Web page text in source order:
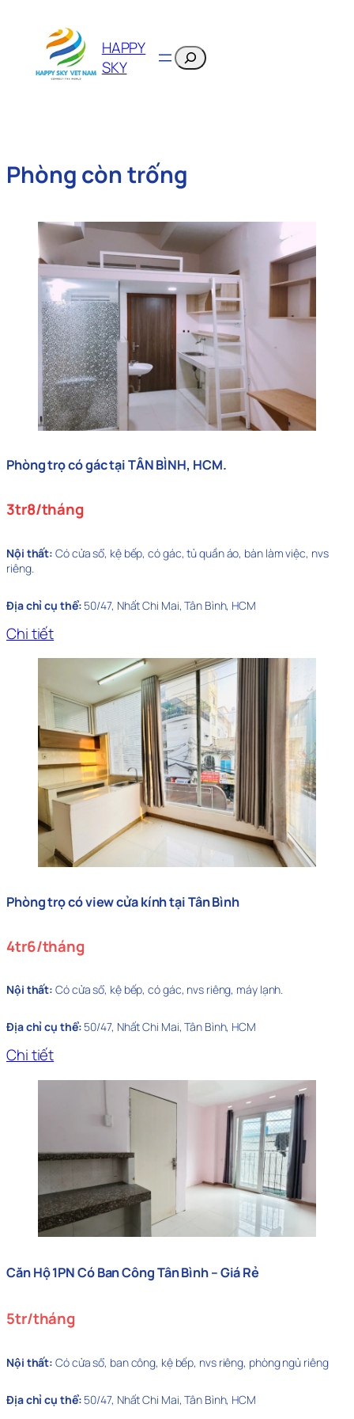
HAPPY
SKY
Search
Phòng còn trống
Phòng trọ có gác tại TÂN BÌNH, HCM.
3tr8/tháng
Nội thất: Có cửa sổ, kệ bếp, có gác, tủ quần áo, bàn làm việc, nvs
riêng.
Địa chỉ cụ thể: 50/47, Nhất Chi Mai, Tân Bình, HCM
Chi tiết
Phòng trọ có view cửa kính tại Tân Bình
4tr6/tháng
Nội thất: Có cửa sổ, kệ bếp, có gác, nvs riêng, máy lạnh.
Địa chỉ cụ thể: 50/47, Nhất Chi Mai, Tân Bình, HCM
Chi tiết
Căn Hộ 1PN Có Ban CôngTân Bình – Giá Rẻ
5tr/tháng
Nội thất: Có cửa sổ, ban công, kệ bếp, nvs riêng, phòng ngủ riêng
Địa chỉ cụ thể: 50/47, Nhất Chi Mai, Tân Bình, HCM